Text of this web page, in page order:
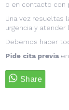
o en contacto con
Una vez resueltas
urgencia y atender
Debemos hacer
Pide cita previa